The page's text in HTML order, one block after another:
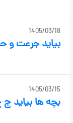
1405/03/18
بیاید جرعت و
1405/03/15
بچه ها بیاید